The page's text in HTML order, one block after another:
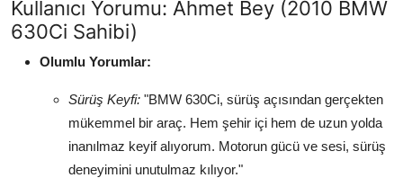
Kullanıcı Yorumu: Ahmet Bey (2010 BMW
630Ci Sahibi)
Olumlu Yorumlar:
Sürüş Keyfi: "BMW 630Ci, sürüş açısından gerçekten
mükemmel bir araç. Hem şehir içi hem de uzun yolda
inanılmaz keyif alıyorum. Motorun gücü ve sesi, sürüş
deneyimini unutulmaz kılıyor."